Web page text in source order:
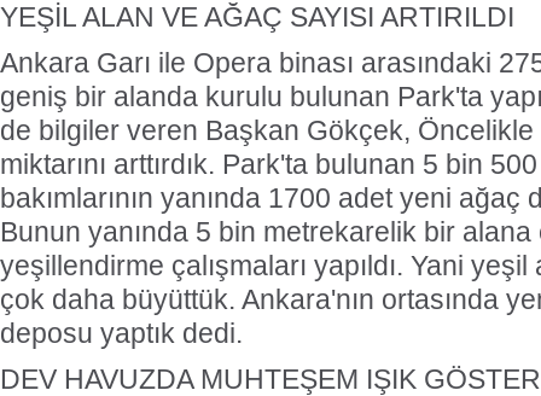
YEŞİL ALAN VE AĞAÇ SAYISI ARTIRILDI
Ankara Garı ile Opera binası arasındaki
geniş bir alanda kurulu bulunan Park'ta
de bilgiler veren Başkan Gökçek,
miktarını arttırdık. Park'ta bulunan 5 bin
bakımlarının yanında 1700 adet yeni
Bunun yanında 5 bin metrekarelik bir alana
yeşillendirme çalışmaları yapıldı. Yani
çok daha büyüttük. Ankara'nın ortasında
deposu yaptık dedi.
DEV HAVUZDA MUHTEŞEM IŞIK